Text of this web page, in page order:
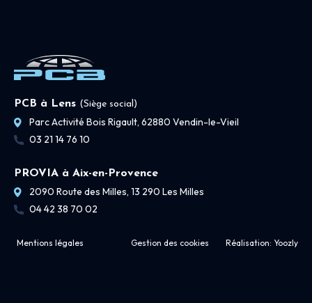
PCB à Lens (Siège social)
Parc Activité Bois Rigault, 62880 Vendin-le-Vieil
03 21 14 76 10
PROVIA à Aix-en-Provence
2090 Route des Milles, 13 290 Les Milles
04 42 38 70 02
Mentions légales Gestion des cookies Réalisation: Yoozly